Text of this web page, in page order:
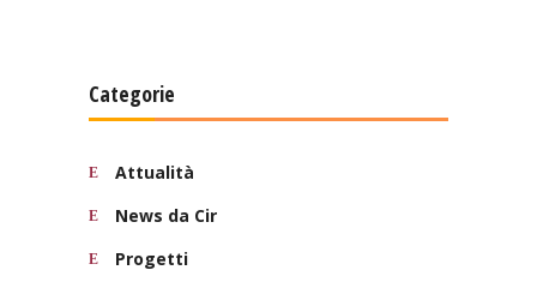
Categorie
Attualità
News da Cir
Progetti